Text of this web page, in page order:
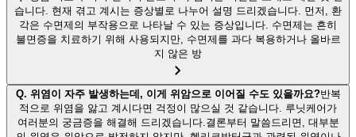
습니다. 현재 겪고 계시는 증상별로 나누어 설명 드리겠습니다. 먼저, 환
각은 수면제의 부작용으로 나타날 수 있는 증상입니다. 수면제는 흔히
불면증을 치료하기 위해 사용되지만, 수면제를 과다 복용하거나 올바르
지 않은 방
Q. 위염이 자주 발생하는데, 이게 위암으로 이어질 수도 있을까요?반복
적으로 위염을 앓고 계시다면 걱정이 많으실 것 같습니다. 루닛케어가
여러분의 궁금증을 해결해 드리겠습니다.결론부터 말씀드리면, 대부분